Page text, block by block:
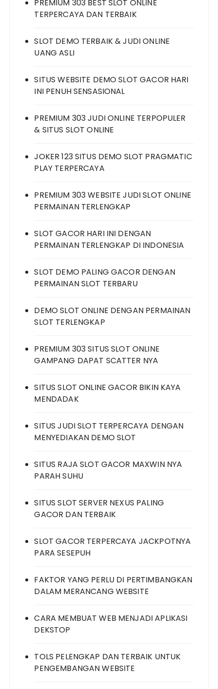
PREMIUM 303 BEST SLOT ONLINE
TERPERCAYA DAN TERBAIK
SLOT DEMO TERBAIK & JUDI ONLINE
UANG ASLI
SITUS WEBSITE DEMO SLOT GACOR HARI
INI PENUH SENSASIONAL
PREMIUM 303 JUDI ONLINE TERPOPULER
& SITUS SLOT ONLINE
JOKER 123 SITUS DEMO SLOT PRAGMATIC
PLAY TERPERCAYA
PREMIUM 303 WEBSITE JUDI SLOT ONLINE
PERMAINAN TERLENGKAP
SLOT GACOR HARI INI DENGAN
PERMAINAN TERLENGKAP DI INDONESIA
SLOT DEMO PALING GACOR DENGAN
PERMAINAN SLOT TERBARU
DEMO SLOT ONLINE DENGAN PERMAINAN
SLOT TERLENGKAP
PREMIUM 303 SITUS SLOT ONLINE
GAMPANG DAPAT SCATTER NYA
SITUS SLOT ONLINE GACOR BIKIN KAYA
MENDADAK
SITUS JUDI SLOT TERPERCAYA DENGAN
MENYEDIAKAN DEMO SLOT
SITUS RAJA SLOT GACOR MAXWIN NYA
PARAH SUHU
SITUS SLOT SERVER NEXUS PALING
GACOR DAN TERBAIK
SLOT GACOR TERPERCAYA JACKPOTNYA
PARA SESEPUH
FAKTOR YANG PERLU DI PERTIMBANGKAN
DALAM MERANCANG WEBSITE
CARA MEMBUAT WEB MENJADI APLIKASI
DEKSTOP
TOLS PELENGKAP DAN TERBAIK UNTUK
PENGEMBANGAN WEBSITE